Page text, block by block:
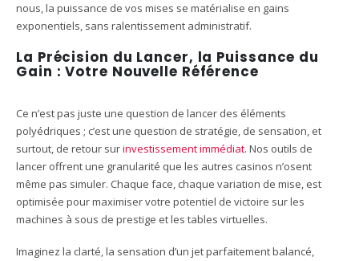
nous, la puissance de vos mises se matérialise en gains
exponentiels, sans ralentissement administratif.
La Précision du Lancer, la Puissance du
Gain : Votre Nouvelle Référence
Ce n’est pas juste une question de lancer des éléments
polyédriques ; c’est une question de stratégie, de sensation, et
surtout, de retour surinvestissement immédiat. Nos outils de
lancer offrent une granularité que les autres casinos n’osent
même pas simuler. Chaque face, chaque variation de mise, est
optimisée pour maximiser votre potentiel de victoire sur les
machines à sous de prestige et les tables virtuelles.
Imaginez la clarté, la sensation d’un jet parfaitement balancé,